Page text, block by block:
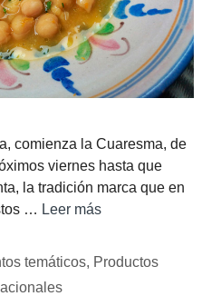
comienza la Cuaresma, de
viernes hasta que
la tradición marca que en
… Leer más
temáticos, Productos